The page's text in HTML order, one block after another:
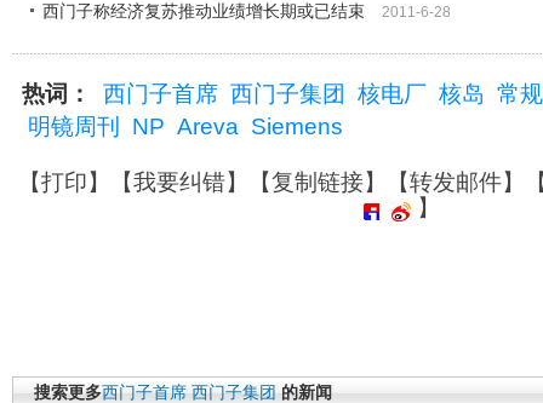
西门子称经济复苏推动业绩增长期或已结束 2011-6-28
热词： 西门子首席 西门子集团 核电厂 核岛 常
明镜周刊
NP Areva Siemens
【打印】【我要纠错】【复制链接】【转发邮件】
】
搜索更多西门子首席 西门子集团 的新闻